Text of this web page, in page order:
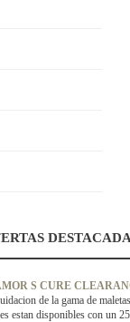
S CURE
de la gama de
estan disponibles con un